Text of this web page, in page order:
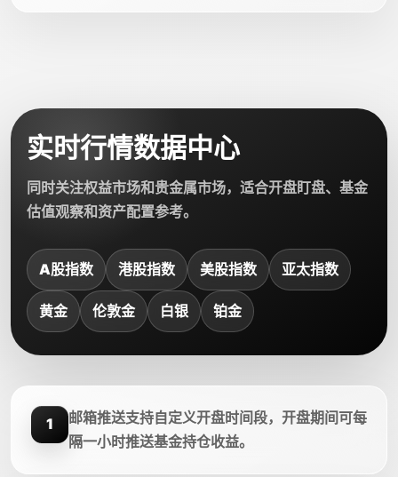
实时行情数据中心
同时关注权益市场和贵金属市场，适合开盘盯盘、基金
估值观察和资产配置参考。
A股指数 港股指数 美股指数 亚太指数
黄金 伦敦金 白银 铂金
1
邮箱推送支持自定义开盘时间段，开盘期间可每
隔一小时推送基金持仓收益。